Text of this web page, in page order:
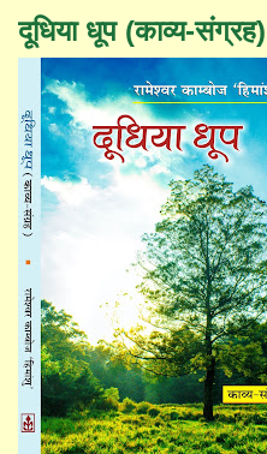
दूधिया धूप (काव्य-संग्रह)